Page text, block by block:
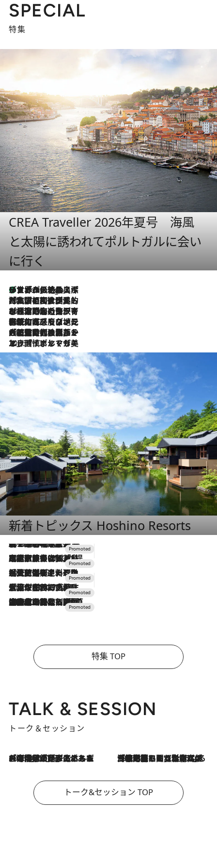
SPECIAL
特集
CREA Traveller 2026年夏号 海風
と太陽に誘われてポルトガルに会い
に行く
9 Hours Ago
リスボンの絶品スイーツ「パステル・デ・ナタ」とは？ポルトガル伝統の奥深い世界へ
2026.7.27
「私の祖国はポルトガル語です」国民的詩人フェルナンド・ペソアと、彼が愛した文学の街を歩く
2026.7.26
ポルトガル近海が育む極上の海の幸。キリリと冷えた白ワインと愉しむ、シーフード専門店の贅沢
2026.7.22
伝統の味をモダンに昇華。高感度な地元客が集う、リスボンの最旬ガストロノミー
2026.7.21
大航海時代の栄華から、震災、独裁、そして革命へ。ポルトガル・首都リスボンの石畳に刻まれた「歴史の光と影」
2026.7.13
エッセイ・ヤマザキマリ「慎ましくも美しき国 ポルトガル」
新着トピックス Hoshino Resorts
2026.8.7
【トンボの足水浴】ヒノキの香りに包まれて涼感マックス！約13℃の湧水かけ流しを避暑地「星野温泉 トンボの湯」で体験
2026.7.31
【ホテル帰省】という選択肢をOMOが提案。家族とほどよい距離を保つには「昼は実家、夜は気兼ねなくホテルで！」
2026.7.24
【夏限定ディナーコース】旬を迎える稚鮎や花ズッキーニなどをイタリア・トスカーナの郷土料理の手法で満喫！
2026.7.17
「土佐和ハーブかき氷」がOMO7高知に登場！生姜、山椒、大葉など目にも舌にも涼を呼ぶ郷土の味
2026.7.10
NEW OPEN！【界 草津】名湯の地に誕生。趣の異なる2種の温泉と上州ならではの会席・蕎麦割烹など美食を味わう究極の癒やし旅
特集 TOP
TALK & SESSION
トーク＆セッション
2026.8.3
「今後値上げがあるとすれば…」「リスクがあるのは今年の冬」エネルギー専門家が語る、ホルムズ海峡封鎖が家庭にもたらす“ある心配” 2026.8.3
「住宅建てられない…」「サーチャージ料の高値が続いている」ホルムズ海峡封鎖による影響はいつまで続く？《エネルギー専門家に聞く“どうなる日本の暮らし”》
トーク&セッション TOP